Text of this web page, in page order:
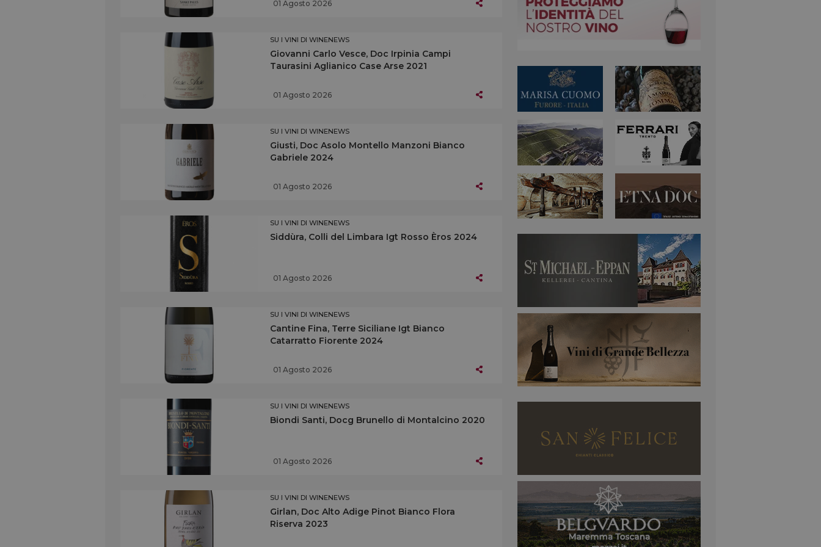
01 Agosto 2026
SU I VINI DI WINENEWS
Giovanni Carlo Vesce, Doc Irpinia Campi
Taurasini Aglianico Case Arse 2021
01 Agosto 2026
SU I VINI DI WINENEWS
Giusti, Doc Asolo Montello Manzoni Bianco
Gabriele 2024
01 Agosto 2026
SU I VINI DI WINENEWS
Siddùra, Colli del Limbara Igt Rosso Èros 2024
01 Agosto 2026
SU I VINI DI WINENEWS
Cantine Fina, Terre Siciliane Igt Bianco
Catarratto Fiorente 2024
01 Agosto 2026
SU I VINI DI WINENEWS
Biondi Santi, Docg Brunello di Montalcino 2020
01 Agosto 2026
SU I VINI DI WINENEWS
Girlan, Doc Alto Adige Pinot Bianco Flora
Riserva 2023